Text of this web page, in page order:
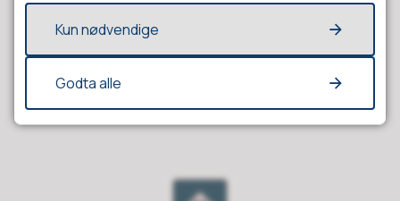
Fant du det du lette etter?
Kun nødvendige
Godta alle